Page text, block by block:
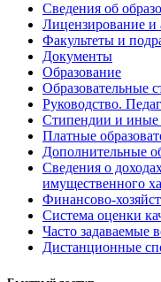
Сведения об
Лицензирование и
Факультеты и
Документы
Образование
Образовательные
Руководство.
Стипендии и иные
Платные
Дополнительные
Сведения о
имущественного
Финансово-
Система оценки
Часто задаваемые
Дистанционные